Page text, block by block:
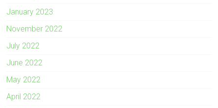
January 2023
November 2022
July 2022
June 2022
May 2022
April 2022